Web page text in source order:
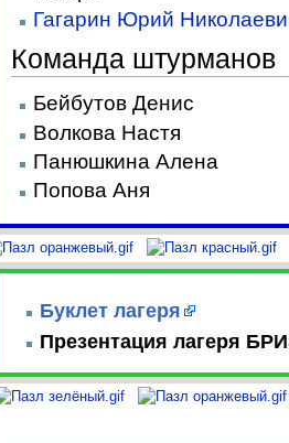
Гагарин Юрий
Команда штурманов
Бейбутов Денис
Волкова Настя
Панюшкина Алена
Попова Аня
Буклет лагеря
Презентация лагеря